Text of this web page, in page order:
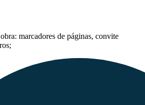
marcadores de páginas, convite